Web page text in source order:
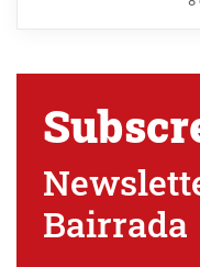
Bairrada